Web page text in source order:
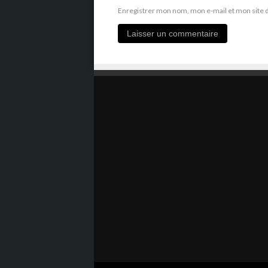
Enregistrer mon nom, mon e-mail et mon site